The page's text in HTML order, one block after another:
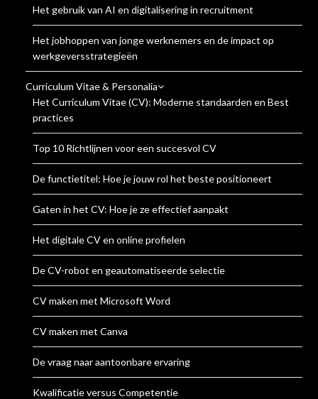
Het gebruik van AI en digitalisering in recruitment
Het jobhoppen van jonge werknemers en de impact op
werkgeversstrategieën
Curriculum Vitae & Personalia
Het Curriculum Vitae (CV): Moderne standaarden en Best
practices
Top 10 Richtlijnen voor een succesvol CV
De functietitel: Hoe je jouw rol het beste positioneert
Gaten in het CV: Hoe je ze effectief aanpakt
Het digitale CV en online profielen
De CV-robot en geautomatiseerde selectie
CV maken met Microsoft Word
CV maken met Canva
De vraag naar aantoonbare ervaring
Kwalificatie versus Competentie